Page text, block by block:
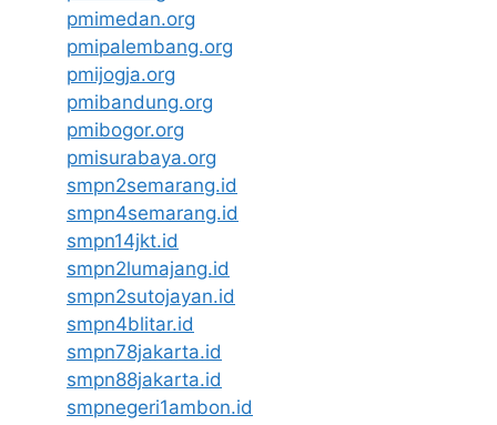
pmimedan.org
pmipalembang.org
pmijogja.org
pmibandung.org
pmibogor.org
pmisurabaya.org
smpn2semarang.id
smpn4semarang.id
smpn14jkt.id
smpn2lumajang.id
smpn2sutojayan.id
smpn4blitar.id
smpn78jakarta.id
smpn88jakarta.id
smpnegeri1ambon.id